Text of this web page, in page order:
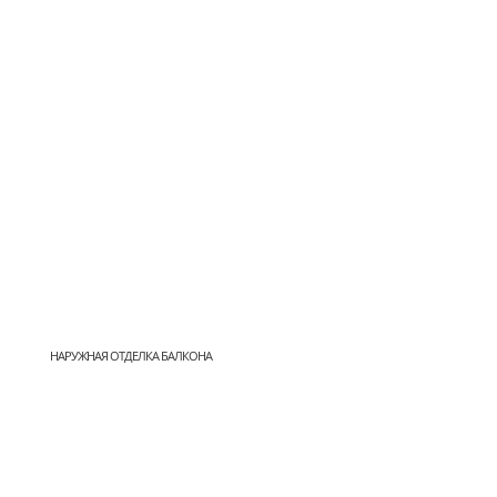
НАРУЖНАЯ ОТДЕЛКА БАЛКОНА